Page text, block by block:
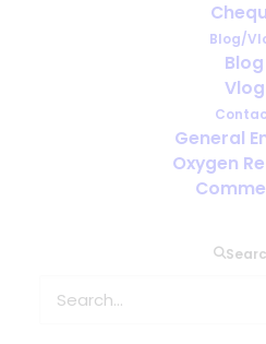
Blog/
Blog
Vlog
General
Oxygen
1) Yoga soll
Sauerstoff benötigen.